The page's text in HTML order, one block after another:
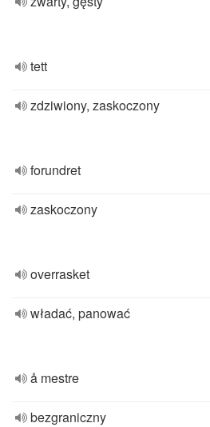
tett
zdziwiony, zaskoczony
forundret
zaskoczony
overrasket
władać, panować
å mestre
bezgraniczny